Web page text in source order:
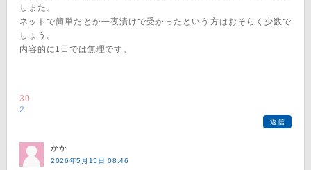
しまた。
ネットで簡単だとか一夜漬けで受かったという方はおそらく少数で
しょう。
内容的に1日では無理です。
30
2
返信
かか
2026年5月15日 08:46